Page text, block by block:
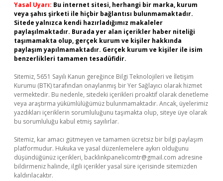
Yasal Uyarı: Bu internet sitesi, herhangi bir marka, kurum
veya şahıs şirketi ile hiçbir bağlantısı bulunmamaktadır.
Sitede yalnızca kendi hazırladığımız makaleler
paylaşılmaktadır. Burada yer alan içerikler haber niteliği
taşımamakta olup, gerçek kurum ve kişiler hakkında
paylaşım yapılmamaktadır. Gerçek kurum ve kişiler ile isim
benzerlikleri tamamen tesadüfidir.
Sitemiz, 5651 Sayılı Kanun gereğince Bilgi Teknolojileri ve İletişim
Kurumu (BTK) tarafından onaylanmış bir Yer Sağlayıcı olarak hizmet
vermektedir. Bu nedenle, sitedeki içerikleri proaktif olarak denetleme
veya araştırma yükümlülüğümüz bulunmamaktadır. Ancak, üyelerimiz
yazdıkları içeriklerin sorumluluğunu taşımakta olup, siteye üye olarak
bu sorumluluğu kabul etmiş sayılırlar.
Sitemiz, kar amacı gütmeyen ve tamamen ücretsiz bir bilgi paylaşım
platformudur. Hukuka ve yasal düzenlemelere aykırı olduğunu
düşündüğünüz içerikleri, backlinkpanelicomtr@gmail.com adresine
bildirmeniz halinde, ilgili içerikler yasal süre içerisinde sitemizden
kaldırılacaktır.